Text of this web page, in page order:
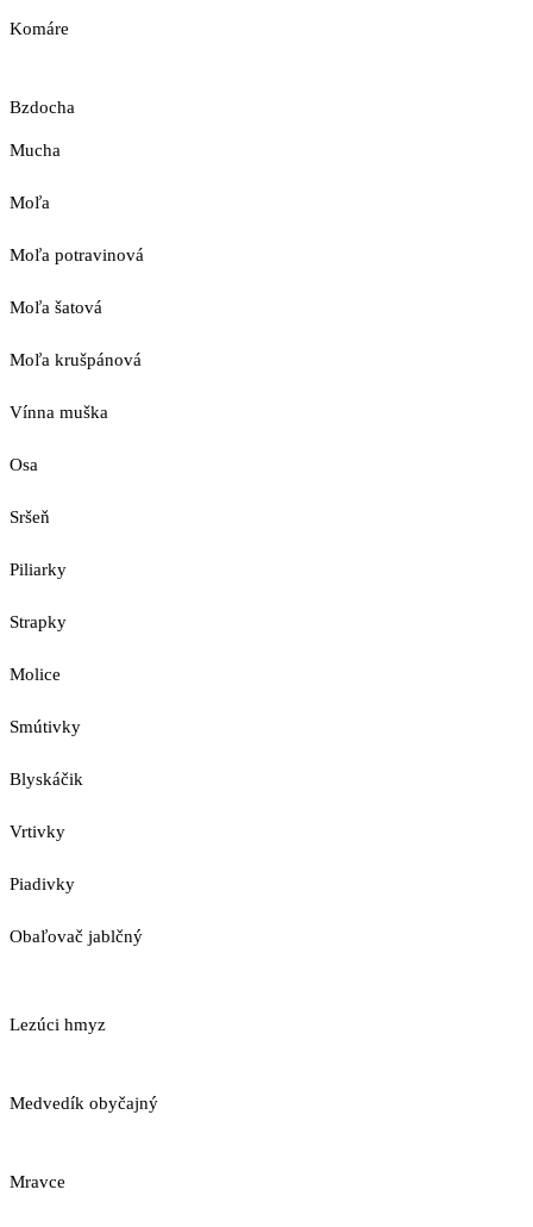
Komáre
Bzdocha
Mucha
Moľa
Moľa potravinová
Moľa šatová
Moľa krušpánová
Vínna muška
Osa
Sršeň
Piliarky
Strapky
Molice
Smútivky
Blyskáčik
Vrtivky
Piadivky
Obaľovač jablčný
Lezúci hmyz
Medvedík obyčajný
Mravce